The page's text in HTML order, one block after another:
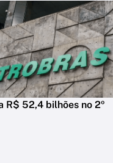
R$ 52,4 bilhões no 2º